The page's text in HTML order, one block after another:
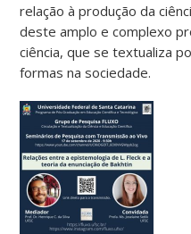
relação à produção da
deste amplo e complexo
ciência, que se textualiza
formas na sociedade.